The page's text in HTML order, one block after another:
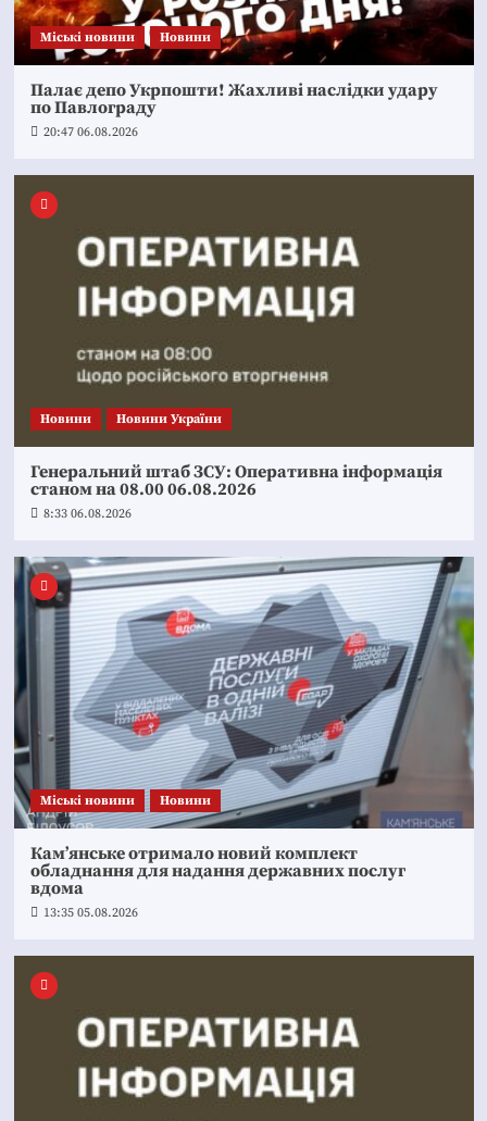
Mіські новини Новини
Палає депо Укрпошти! Жахливі наслідки удару
по Павлограду
20:47 06.08.2026
Новини Новини України
Генеральний штаб ЗСУ: Оперативна інформація
станом на 08.00 06.08.2026
8:33 06.08.2026
Mіські новини Новини
Кам’янське отримало новий комплект
обладнання для надання державних послуг
вдома
13:35 05.08.2026